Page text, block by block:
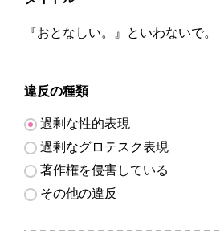
『おとなしい。』といわないで。
違反の種類
過剰な性的表現
過剰なグロテスク表現
著作権を侵害している
その他の違反